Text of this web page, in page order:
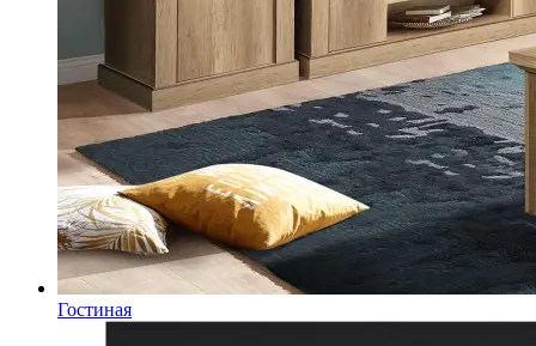
Гостиная